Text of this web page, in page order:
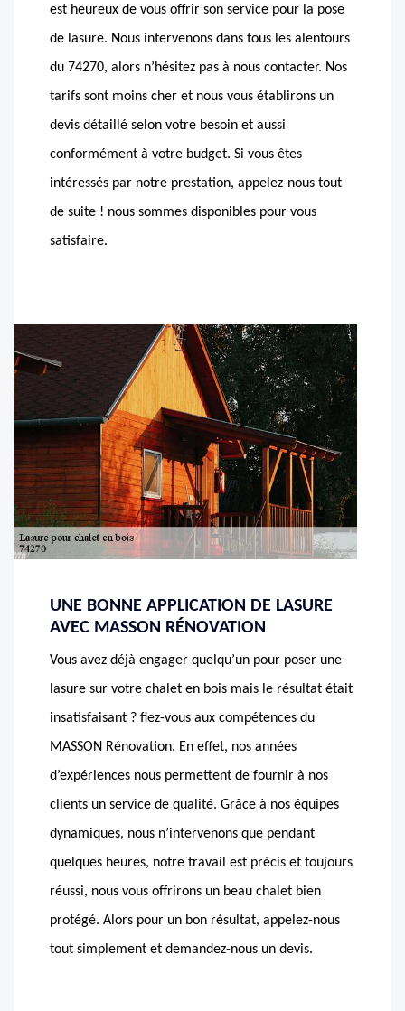
est heureux de vous offrir son service pour la pose
de lasure. Nous intervenons dans tous les alentours
du 74270, alors n’hésitez pas à nous contacter. Nos
tarifs sont moins cher et nous vous établirons un
devis détaillé selon votre besoin et aussi
conformément à votre budget. Si vous êtes
intéressés par notre prestation, appelez-nous tout
de suite ! nous sommes disponibles pour vous
satisfaire.
UNE BONNE APPLICATION DE LASURE
AVEC MASSON RÉNOVATION
Vous avez déjà engager quelqu’un pour poser une
lasure sur votre chalet en bois mais le résultat était
insatisfaisant ? fiez-vous aux compétences du
MASSON Rénovation. En effet, nos années
d’expériences nous permettent de fournir à nos
clients un service de qualité. Grâce à nos équipes
dynamiques, nous n’intervenons que pendant
quelques heures, notre travail est précis et toujours
réussi, nous vous offrirons un beau chalet bien
protégé. Alors pour un bon résultat, appelez-nous
tout simplement et demandez-nous un devis.